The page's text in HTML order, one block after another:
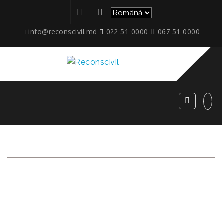
info@reconscivil.md 022 51 0000 067 51 0000